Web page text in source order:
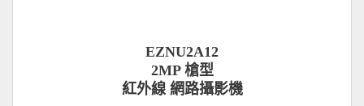
EZNU2A12
2MP 槍型
紅外線 網路攝影機